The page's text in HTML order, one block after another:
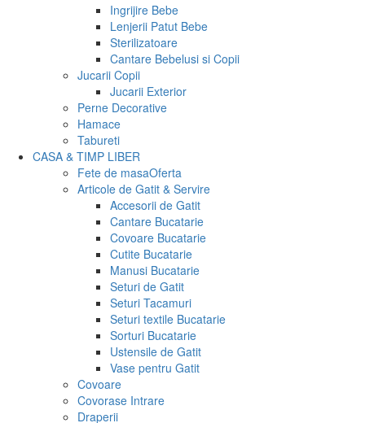
Ingrijire Bebe
Lenjerii Patut Bebe
Sterilizatoare
Cantare Bebelusi si Copii
Jucarii Copii
Jucarii Exterior
Perne Decorative
Hamace
Tabureti
CASA & TIMP LIBER
Fete de masaOferta
Articole de Gatit & Servire
Accesorii de Gatit
Cantare Bucatarie
Covoare Bucatarie
Cutite Bucatarie
Manusi Bucatarie
Seturi de Gatit
Seturi Tacamuri
Seturi textile Bucatarie
Sorturi Bucatarie
Ustensile de Gatit
Vase pentru Gatit
Covoare
Covorase Intrare
Draperii